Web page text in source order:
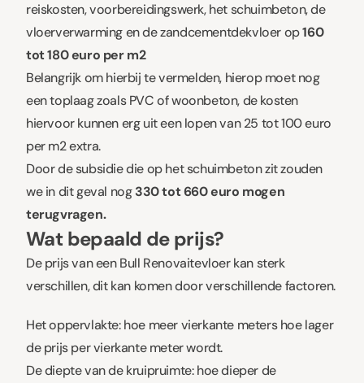
reiskosten, voorbereidingswerk, het schuimbeton, de
vloerverwarming en de zandcementdekvloer op160
tot 180 euro per m2
Belangrijk om hierbij te vermelden, hierop moet nog
een toplaag zoals PVC of woonbeton, de kosten
hiervoor kunnen erg uit een lopen van 25 tot 100 euro
per m2 extra.
Door de subsidie die op het schuimbeton zit zouden
we in dit geval nog330 tot 660 euro mogen
terugvragen.
Wat bepaald de prijs?
De prijs van een Bull Renovaitevloer kan sterk
verschillen, dit kan komen door verschillende factoren.
Het oppervlakte: hoe meer vierkante meters hoe lager
de prijs per vierkante meter wordt.
De diepte van de kruipruimte: hoe dieper de